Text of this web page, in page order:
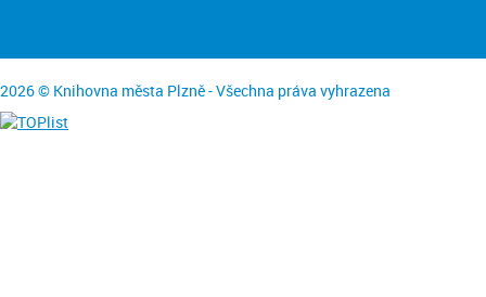
2026 © Knihovna města Plzně - Všechna práva vyhrazena